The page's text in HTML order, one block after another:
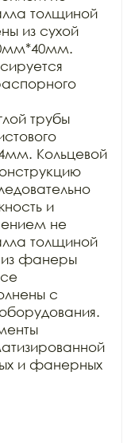
толщиной
из сухой
трубы
Кольцевой
и
не
толщиной
фанеры
с
и фанерных